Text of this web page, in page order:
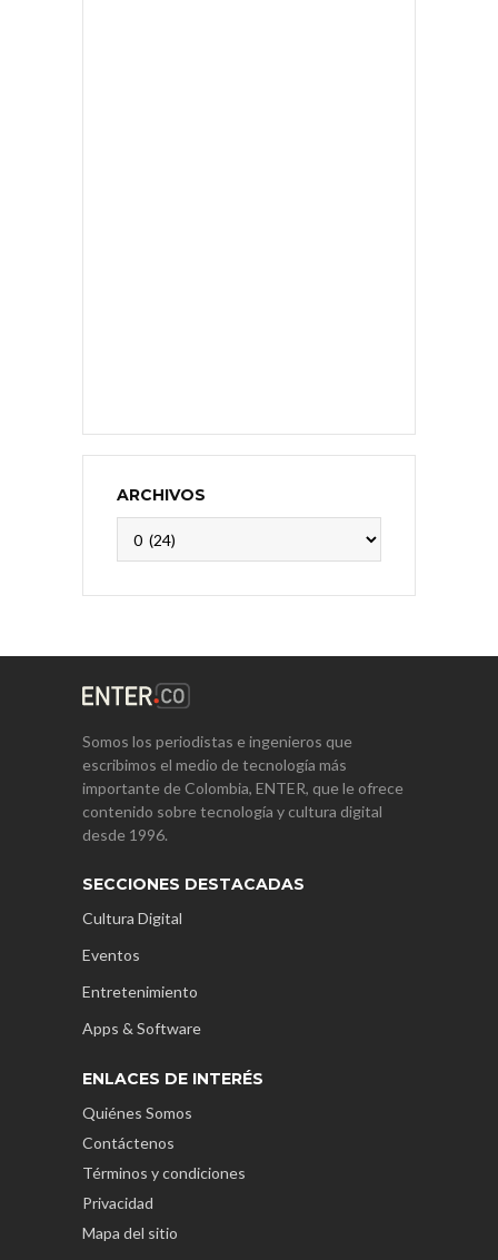
ARCHIVOS
Somos los periodistas e ingenieros que
escribimos el medio de tecnología más
importante de Colombia, ENTER, que le ofrece
contenido sobre tecnología y cultura digital
desde 1996.
SECCIONES DESTACADAS
Cultura Digital
Eventos
Entretenimiento
Apps & Software
ENLACES DE INTERÉS
Quiénes Somos
Contáctenos
Términos y condiciones
Privacidad
Mapa del sitio